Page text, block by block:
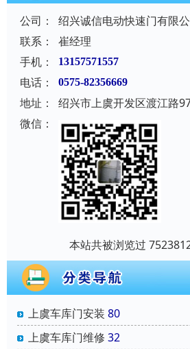
公司：
绍兴诚信电动快速门有限
联系：
崔经理
手机：
13157571557
电话： 0575-82356669
地址：
绍兴市上虞开发区渡江路
微信：
本站共被浏览过
上虞车库门安装 80
上虞车库门维修 32